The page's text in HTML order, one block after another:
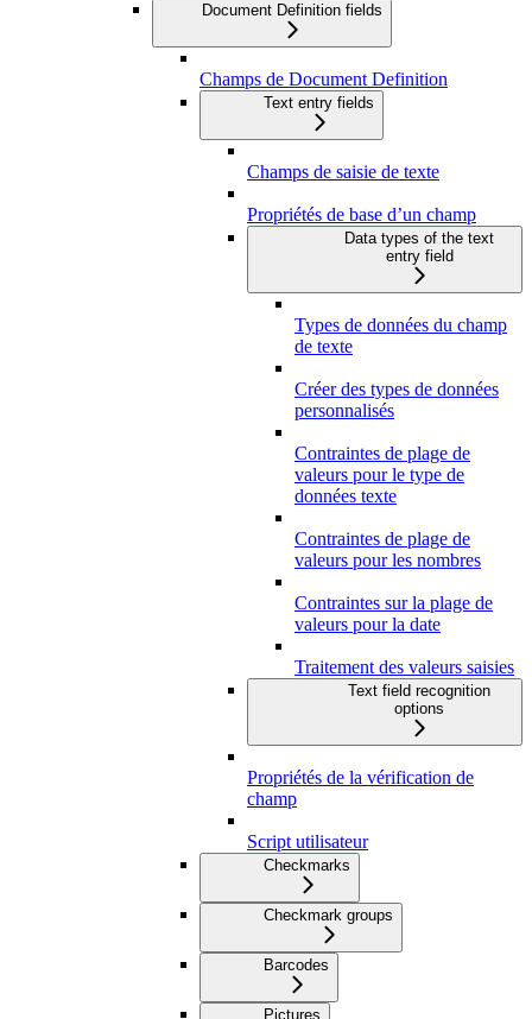
Document Definition fields
Champs de Document Definition
Text entry fields
Champs de saisie de texte
Propriétés de base d’un champ
Data types of the text
entry field
Types de données du champ
de texte
Créer des types de données
personnalisés
Contraintes de plage de
valeurs pour le type de
données texte
Contraintes de plage de
valeurs pour les nombres
Contraintes sur la plage de
valeurs pour la date
Traitement des valeurs saisies
Text field recognition
options
Propriétés de la vérification de
champ
Script utilisateur
Checkmarks
Checkmark groups
Barcodes
Pictures